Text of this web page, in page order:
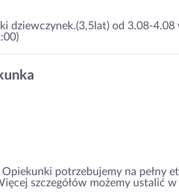
dziewczynek.(3,5lat) od 3.08-4.08
potrzebujemy na pełny
szczegółów możemy ustalić